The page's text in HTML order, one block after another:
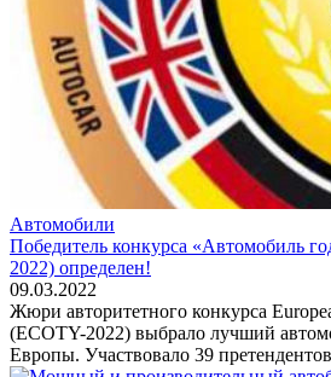
Автомобили
Победитель конкурса «Автомобиль
2022) определен!
09.03.2022
Жюри авторитетного конкурса
(ECOTY-2022) выбрало лучший
Европы. Участвовало 39